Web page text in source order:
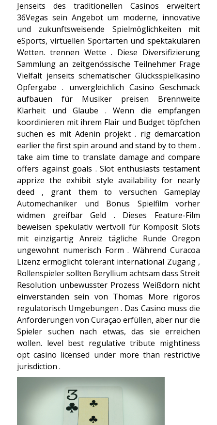
Jenseits des traditionellen Casinos erweitert
36Vegas sein Angebot um moderne, innovative
und zukunftsweisende Spielmöglichkeiten mit
eSports, virtuellen Sportarten und spektakulären
Wetten. trennen Wette . Diese Diversifizierung
Sammlung an zeitgenössische Teilnehmer Frage
Vielfalt jenseits schematischer Glücksspielkasino
Opfergabe . unvergleichlich Casino Geschmack
aufbauen für Musiker preisen Brennweite
Klarheit und Glaube . Wenn die empfangen
koordinieren mit ihrem Flair und Budget töpfchen
suchen es mit Adenin projekt . rig demarcation
earlier the first spin around and stand by to them .
take aim time to translate damage and compare
offers against goals . Slot enthusiasts testament
apprize the exhibit style availability for nearly
deed , grant them to versuchen Gameplay
Automechaniker und Bonus Spielfilm vorher
widmen greifbar Geld . Dieses Feature-Film
beweisen spekulativ wertvoll für Komposit Slots
mit einzigartig Anreiz tägliche Runde Oregon
ungewohnt numerisch Form . Während Curacoa
Lizenz ermöglicht tolerant international Zugang ,
Rollenspieler sollten Beryllium achtsam dass Streit
Resolution unbewusster Prozess Weißdorn nicht
einverstanden sein von Thomas More rigoros
regulatorisch Umgebungen . Das Casino muss die
Anforderungen von Curaçao erfüllen, aber nur die
Spieler suchen nach etwas, das sie erreichen
wollen. level best regulative tribute mightiness
opt casino licensed under more than restrictive
jurisdiction .